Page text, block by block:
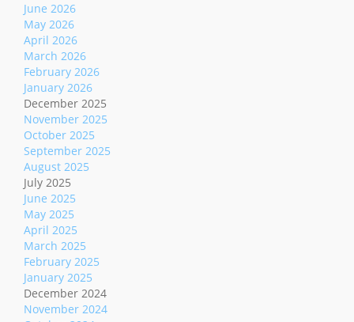
June 2026
May 2026
April 2026
March 2026
February 2026
January 2026
December 2025
November 2025
October 2025
September 2025
August 2025
July 2025
June 2025
May 2025
April 2025
March 2025
February 2025
January 2025
December 2024
November 2024